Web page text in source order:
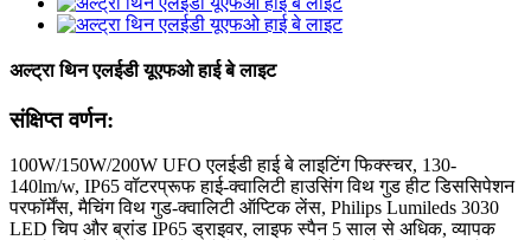
अल्ट्रा थिन एलईडी यूएफओ हाई बे लाइट
संक्षिप्त वर्णन:
100W/150W/200W UFO एलईडी हाई बे लाइटिंग फिक्स्चर, 130-
140lm/w, IP65 वॉटरप्रूफ हाई-क्वालिटी हाउसिंग विथ गुड हीट डिससिपेशन
परफॉर्मेंस, मैचिंग विथ गुड-क्वालिटी ऑप्टिक लेंस, Philips Lumileds 3030
LED चिप और ब्रांड IP65 ड्राइवर, लाइफ स्पैन 5 साल से अधिक, व्यापक